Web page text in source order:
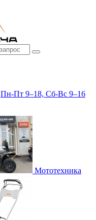
Пн-Пт 9–18, Сб-Вс 9–16
Мототехника